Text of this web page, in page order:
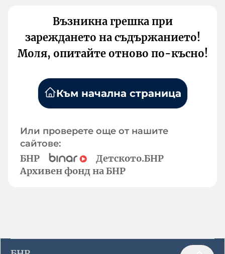
Възникна грешка при
зареждането на съдържанието!
Моля, опитайте отново по-късно!
Към начална страница
Или проверете още от нашите
сайтове:
БНР
Детското.БНР
Архивен фонд на БНР